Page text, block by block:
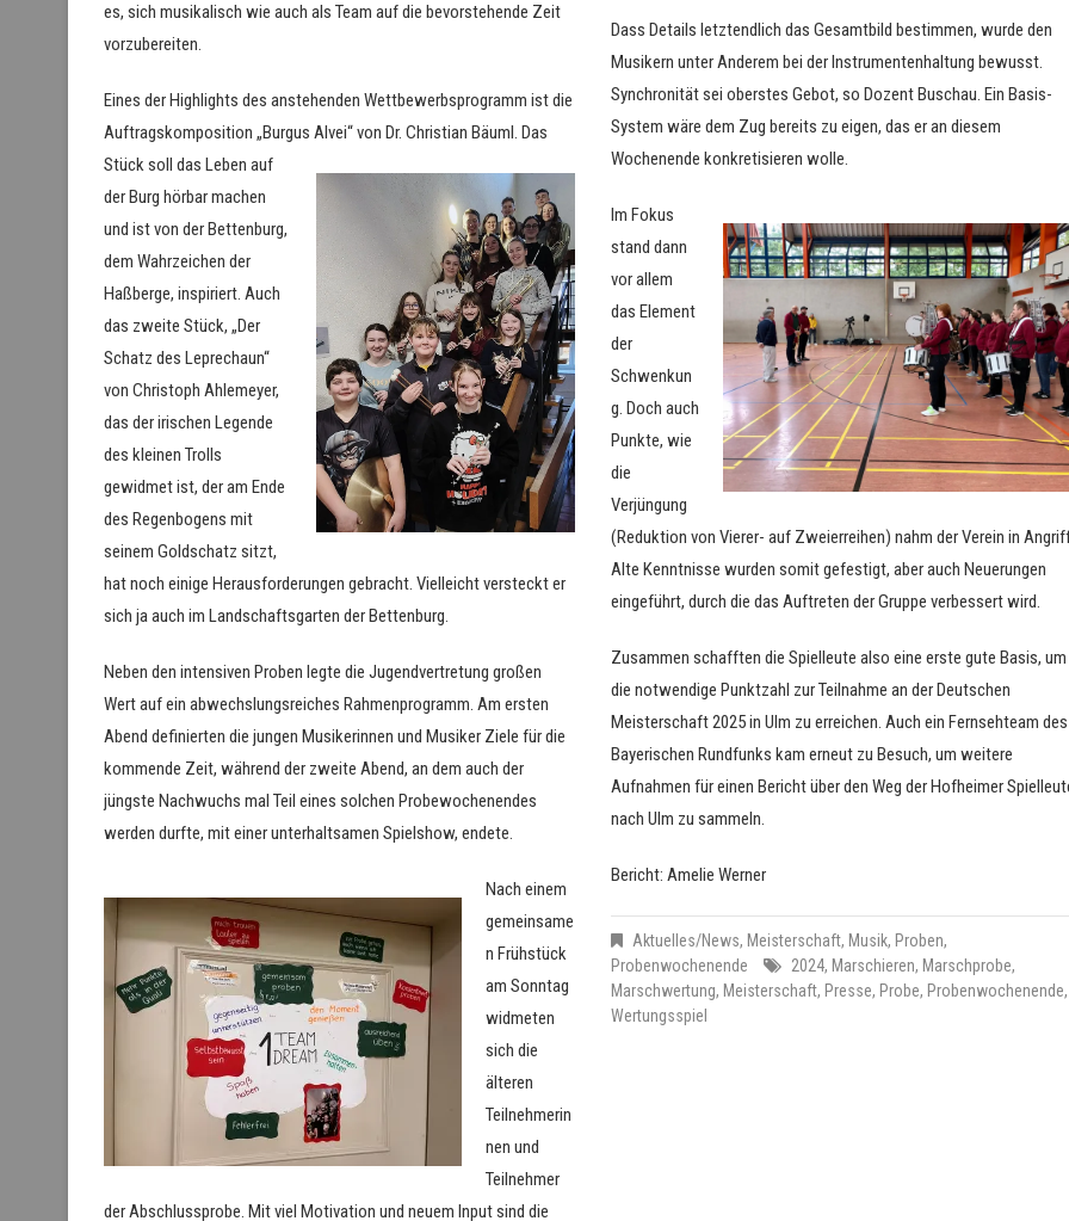
es, sich musikalisch wie auch als Team auf die bevorstehende Zeit
vorzubereiten.
Eines der Highlights des anstehenden Wettbewerbsprogramm ist die
Auftragskomposition „Burgus Alvei“ von Dr. Christian Bäuml. Das
Stück soll das Leben auf
der Burg hörbar machen
und ist von der Bettenburg,
dem Wahrzeichen der
Haßberge, inspiriert. Auch
das zweite Stück, „Der
Schatz des Leprechaun“
von Christoph Ahlemeyer,
das der irischen Legende
des kleinen Trolls
gewidmet ist, der am Ende
des Regenbogens mit
seinem Goldschatz sitzt,
hat noch einige Herausforderungen gebracht. Vielleicht versteckt er
sich ja auch im Landschaftsgarten der Bettenburg.
Neben den intensiven Proben legte die Jugendvertretung großen
Wert auf ein abwechslungsreiches Rahmenprogramm. Am ersten
Abend definierten die jungen Musikerinnen und Musiker Ziele für die
kommende Zeit, während der zweite Abend, an dem auch der
jüngste Nachwuchs mal Teil eines solchen Probewochenendes
werden durfte, mit einer unterhaltsamen Spielshow, endete.
Nach einem
gemeinsame
n Frühstück
am Sonntag
widmeten
sich die
älteren
Teilnehmerin
nen und
Teilnehmer
der Abschlussprobe. Mit viel Motivation und neuem Input sind die
Dass Details letztendlich das Gesamtbild bestimmen, wurde den
Musikern unter Anderem bei der Instrumentenhaltung bewusst.
Synchronität sei oberstes Gebot, so Dozent Buschau. Ein Basis-
System wäre dem Zug bereits zu eigen, das er an diesem
Wochenende konkretisieren wolle.
Im Fokus
stand dann
vor allem
das Element
der
Schwenkun
g. Doch auch
Punkte, wie
die
Verjüngung
(Reduktion von Vierer- auf Zweierreihen) nahm der Verein in
Alte Kenntnisse wurden somit gefestigt, aber auch Neuerungen
eingeführt, durch die das Auftreten der Gruppe verbessert wird.
Zusammen schafften die Spielleute also eine erste gute Basis, um
die notwendige Punktzahl zur Teilnahme an der Deutschen
Meisterschaft 2025 in Ulm zu erreichen. Auch ein Fernsehteam des
Bayerischen Rundfunks kam erneut zu Besuch, um weitere
Aufnahmen für einen Bericht über den Weg der Hofheimer
nach Ulm zu sammeln.
Bericht: Amelie Werner
Aktuelles/News, Meisterschaft, Musik, Proben,
Probenwochenende
2024, Marschieren, Marschprobe,
Marschwertung, Meisterschaft, Presse, Probe, Probenwochenende,
Wertungsspiel